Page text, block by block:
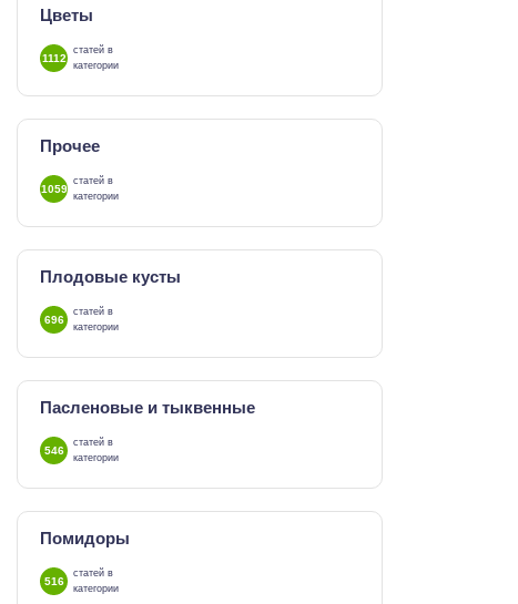
Цветы
1112
статей в
категории
Прочее
1059
статей в
категории
Плодовые кусты
696
статей в
категории
Пасленовые и тыквенные
546
статей в
категории
Помидоры
516
статей в
категории